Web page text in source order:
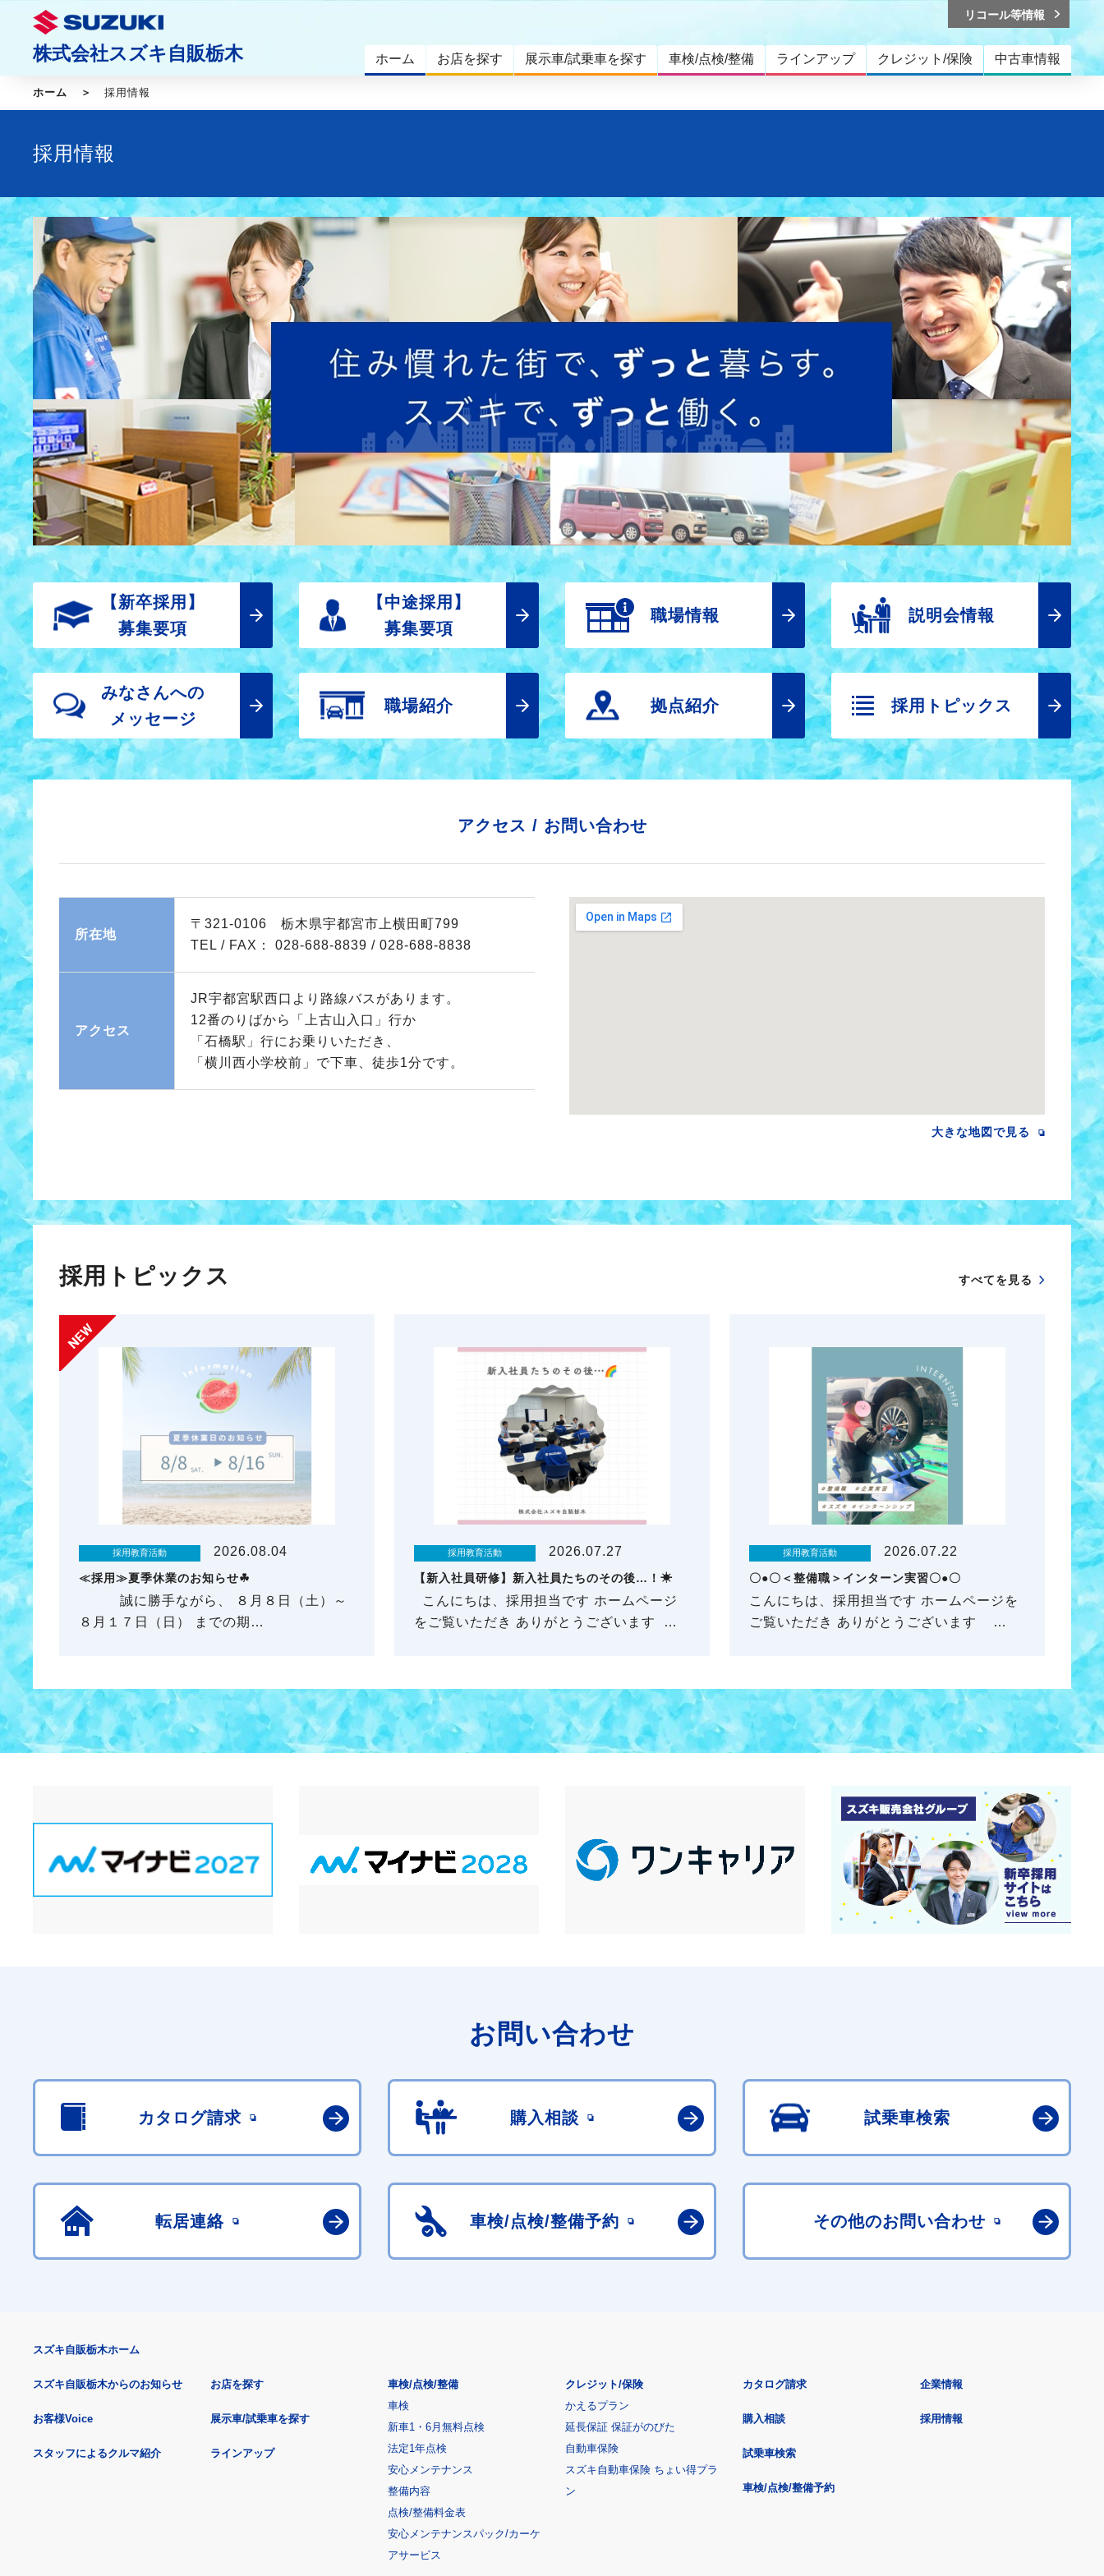
株式会社スズキ自販栃木 ホーム お店を探す 展示車/試乗車を探す 車検/点検/整備 ラインアップ クレジット/保険 中古車情報
リコール等情報
ホーム 採用情報
採用情報
【新卒採用】
募集要項
【中途採用】
募集要項
職場情報 説明会情報
みなさんへの
メッセージ
職場紹介 拠点紹介 採用トピックス
アクセス / お問い合わせ
所在地
〒321-0106 栃木県宇都宮市上横田町799
TEL / FAX： 028-688-8839 / 028-688-8838
アクセス
JR宇都宮駅西口より路線バスがあります。
12番のりばから「上古山入口」行か
「石橋駅」行にお乗りいただき、
「横川西小学校前」で下車、徒歩1分です。
大きな地図で見る
採用トピックス すべてを見る
採用教育活動 2026.08.04
≪採用≫夏季休業のお知らせ☘
誠に勝手ながら、 ８月８日（土）～
８月１７日（日） までの期…
採用教育活動 2026.07.27
【新入社員研修】新入社員たちのその後…！☀
こんにちは、採用担当です ホームページ
をご覧いただき ありがとうございます …
採用教育活動 2026.07.22
〇●〇＜整備職＞インターン実習〇●〇
こんにちは、採用担当です ホームページを
ご覧いただき ありがとうございます …
お問い合わせ
カタログ請求 購入相談 試乗車検索
転居連絡 車検/点検/整備予約 その他のお問い合わせ
スズキ自販栃木ホーム
スズキ自販栃木からのお知らせ
お客様Voice
スタッフによるクルマ紹介
お店を探す
展示車/試乗車を探す
ラインアップ
車検/点検/整備
車検
新車1・6月無料点検
法定1年点検
安心メンテナンス
整備内容
点検/整備料金表
安心メンテナンスパック/カーケ
アサービス
クレジット/保険
かえるプラン
延長保証 保証がのびた
自動車保険
スズキ自動車保険 ちょい得プラ
ン
カタログ請求
購入相談
試乗車検索
車検/点検/整備予約
企業情報
採用情報